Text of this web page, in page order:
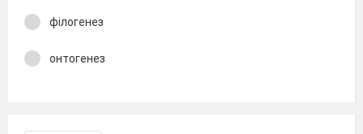
філогенез
онтогенез